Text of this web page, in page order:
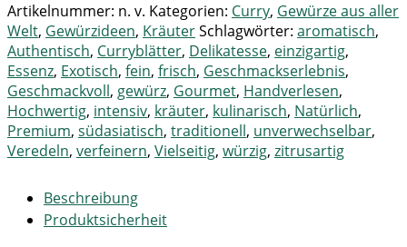
Artikelnummer: n. v. Kategorien: Curry, Gewürze aus aller
Welt, Gewürzideen, KräuterSchlagwörter: aromatisch,
Authentisch, Curryblätter, Delikatesse, einzigartig,
Essenz, Exotisch, fein, frisch, Geschmackserlebnis,
Geschmackvoll, gewürz, Gourmet, Handverlesen,
Hochwertig, intensiv, kräuter, kulinarisch, Natürlich,
Premium, südasiatisch, traditionell, unverwechselbar,
Veredeln, verfeinern, Vielseitig, würzig, zitrusartig
Beschreibung
Produktsicherheit